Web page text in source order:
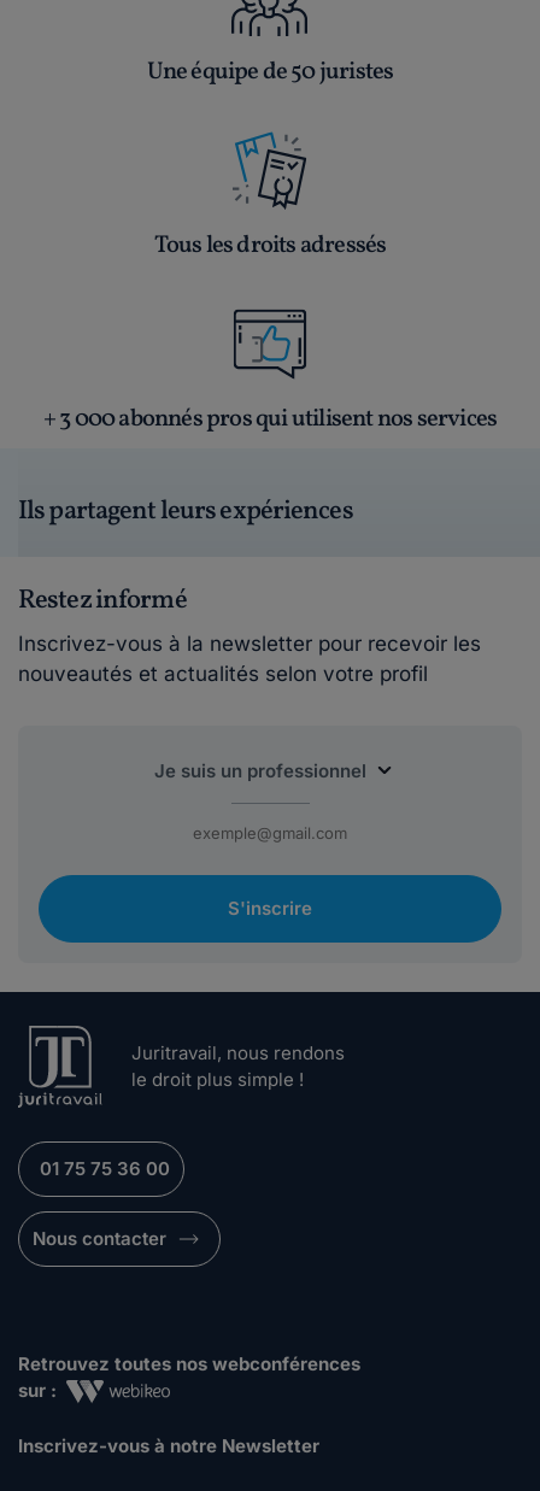
Une équipe de 50 juristes
Tous les droits adressés
+ 3 000 abonnés pros qui utilisent nos services
Ils partagent leurs expériences
Restez informé
Inscrivez-vous à la newsletter pour recevoir les
nouveautés et actualités selon votre profil
S'inscrire
Juritravail, nous rendons
le droit plus simple !
01 75 75 36 00
Nous contacter
Retrouvez toutes nos webconférences
sur :
Inscrivez-vous à notre Newsletter